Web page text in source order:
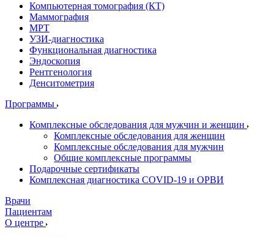
Компьютерная томография (КТ)
Маммография
МРТ
УЗИ-диагностика
Функциональная диагностика
Эндоскопия
Рентгенология
Денситометрия
Программы
Комплексные обследования для мужчин и женщин
Комплексные обследования для женщин
Комплексные обследования для мужчин
Общие комплексные программы
Подарочные сертификаты
Комплексная диагностика COVID-19 и ОРВИ
Врачи
Пациентам
О центре